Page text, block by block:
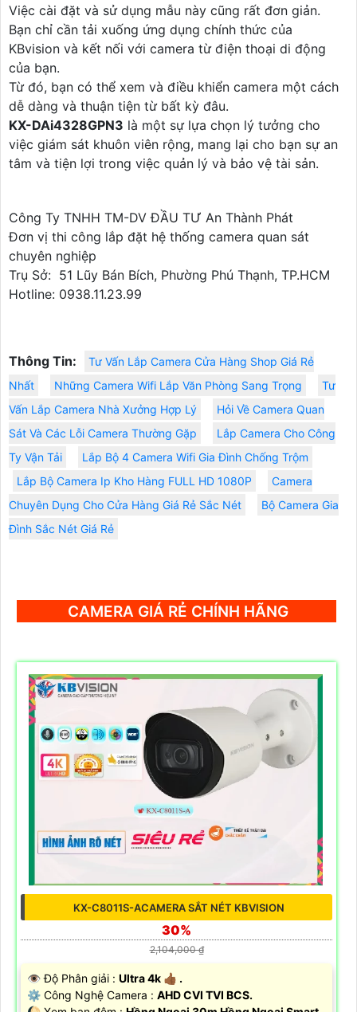
Việc cài đặt và sử dụng mẫu này cũng rất đơn giản.
Bạn chỉ cần tải xuống ứng dụng chính thức của
KBvision và kết nối với camera từ điện thoại di động
của bạn.
Từ đó, bạn có thể xem và điều khiển camera một cách
dễ dàng và thuận tiện từ bất kỳ đâu.
KX-DAi4328GPN3 là một sự lựa chọn lý tưởng cho
việc giám sát khuôn viên rộng, mang lại cho bạn sự an
tâm và tiện lợi trong việc quản lý và bảo vệ tài sản.
Công Ty TNHH TM-DV ĐẦU TƯ An Thành Phát
Đơn vị thi công lắp đặt hệ thống camera quan sát
chuyên nghiệp
Trụ Sở: 51 Lũy Bán Bích, Phường Phú Thạnh, TP.HCM
Hotline: 0938.11.23.99
Thông Tin:
Tư Vấn Lắp Camera Cửa Hàng Shop Giá Rẻ
Nhất
Những Camera Wifi Lắp Văn Phòng Sang Trọng
Tư
Vấn Lắp Camera Nhà Xưởng Hợp Lý
Hỏi Về Camera Quan
Sát Và Các Lỗi Camera Thường Gặp
Lắp Camera Cho Công
Ty Vận Tải
Lắp Bộ 4 Camera Wifi Gia Đình Chống Trộm
Lắp Bộ Camera Ip Kho Hàng FULL HD 1080P
Camera
Chuyên Dụng Cho Cửa Hàng Giá Rẻ Sắc Nét
Bộ Camera Gia
Đình Sắc Nét Giá Rẻ
CAMERA GIÁ RẺ CHÍNH HÃNG
KX-C8011S-ACAMERA SẮT NÉT KBVISION
30%
2,104,000 ₫
👁 Độ Phân giải : Ultra 4k 👍🏾 .
⚙ Công Nghệ Camera : AHD CVI TVI BCS.